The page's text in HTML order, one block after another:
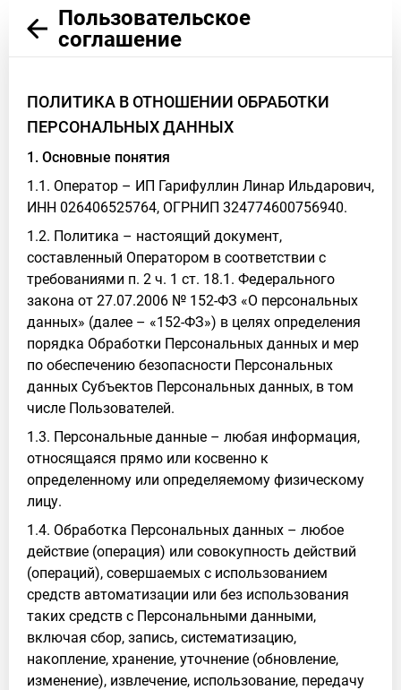
Пользовательское
соглашение
ПОЛИТИКА В ОТНОШЕНИИ ОБРАБОТКИ
ПЕРСОНАЛЬНЫХ ДАННЫХ
1. Основные понятия
1.1. Оператор – ИП Гарифуллин Линар Ильдарович,
ИНН 026406525764, ОГРНИП 324774600756940.
1.2. Политика – настоящий документ,
составленный Оператором в соответствии с
требованиями п. 2 ч. 1 ст. 18.1. Федерального
закона от 27.07.2006 № 152-ФЗ «О персональных
данных» (далее – «152-ФЗ») в целях определения
порядка Обработки Персональных данных и мер
по обеспечению безопасности Персональных
данных Субъектов Персональных данных, в том
числе Пользователей.
1.3. Персональные данные – любая информация,
относящаяся прямо или косвенно к
определенному или определяемому физическому
лицу.
1.4. Обработка Персональных данных – любое
действие (операция) или совокупность действий
(операций), совершаемых с использованием
средств автоматизации или без использования
таких средств с Персональными данными,
включая сбор, запись, систематизацию,
накопление, хранение, уточнение (обновление,
изменение), извлечение, использование, передачу